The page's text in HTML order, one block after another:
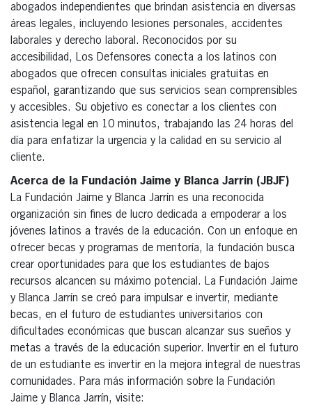
abogados independientes que brindan asistencia en diversas
áreas legales, incluyendo lesiones personales, accidentes
laborales y derecho laboral. Reconocidos por su
accesibilidad, Los Defensores conecta a los latinos con
abogados que ofrecen consultas iniciales gratuitas en
español, garantizando que sus servicios sean comprensibles
y accesibles. Su objetivo es conectar a los clientes con
asistencia legal en 10 minutos, trabajando las 24 horas del
día para enfatizar la urgencia y la calidad en su servicio al
cliente.
Acerca de la Fundación Jaime y Blanca Jarrín (JBJF)
La Fundación Jaime y Blanca Jarrín es una reconocida
organización sin fines de lucro dedicada a empoderar a los
jóvenes latinos a través de la educación. Con un enfoque en
ofrecer becas y programas de mentoría, la fundación busca
crear oportunidades para que los estudiantes de bajos
recursos alcancen su máximo potencial. La Fundación Jaime
y Blanca Jarrín se creó para impulsar e invertir, mediante
becas, en el futuro de estudiantes universitarios con
dificultades económicas que buscan alcanzar sus sueños y
metas a través de la educación superior. Invertir en el futuro
de un estudiante es invertir en la mejora integral de nuestras
comunidades. Para más información sobre la Fundación
Jaime y Blanca Jarrín, visite: